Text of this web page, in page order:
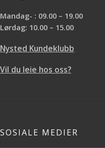
Mandag- : 09.00 – 19.00
Lørdag: 10.00 – 15.00
Nysted Kundeklubb
Vil du leie hos oss?
SOSIALE MEDIER